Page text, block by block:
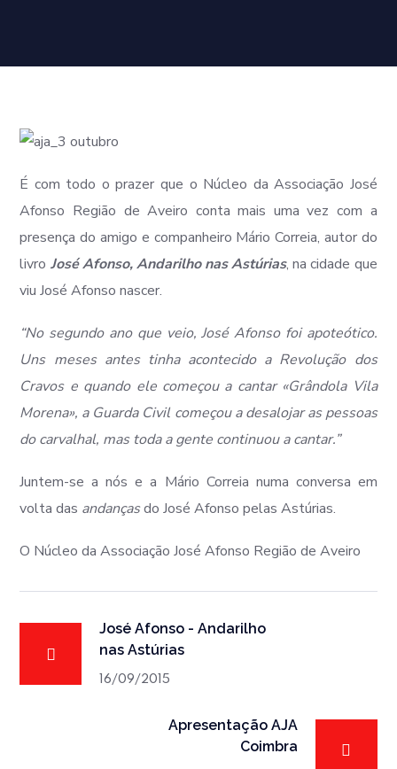
É com todo o prazer que o Núcleo da Associação José
Afonso Região de Aveiro conta mais uma vez com a
presença do amigo e companheiro Mário Correia, autor do
livro José Afonso, Andarilho nas Astúrias, na cidade que
viu José Afonso nascer.
“No segundo ano que veio, José Afonso foi apoteótico.
Uns meses antes tinha acontecido a Revolução dos
Cravos e quando ele começou a cantar «Grândola Vila
Morena», a Guarda Civil começou a desalojar as pessoas
do carvalhal, mas toda a gente continuou a cantar.”
Juntem-se a nós e a Mário Correia numa conversa em
volta das andançasdo José Afonso pelas Astúrias.
O Núcleo da Associação José Afonso Região de Aveiro
José Afonso - Andarilho
nas Astúrias
16/09/2015
Apresentação AJA
Coimbra